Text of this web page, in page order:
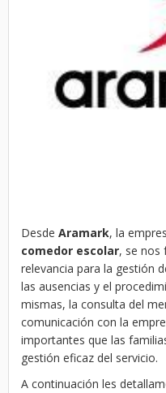
Desde Aramark, la
comedor escolar, se nos
relevancia para la gestión
las ausencias y el
mismas, la consulta del
comunicación con la
importantes que las
gestión eficaz del servicio.
A continuación les